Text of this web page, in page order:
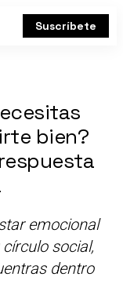
Suscríbete
bien?
emocional
social,
dentro